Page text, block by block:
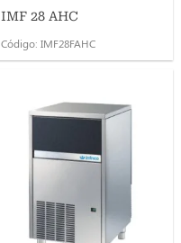
IMF 28 AHC
Código: IMF28FAHC